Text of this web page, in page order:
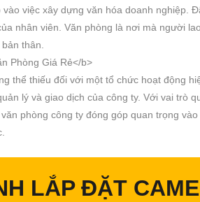
vào việc xây dựng văn hóa doanh nghiệp.
nhân viên. Văn phòng là nơi mà người
thân.
thể thiếu đối với một tổ chức hoạt động
lý và giao dịch của công ty. Với vai trò
phòng công ty đóng góp quan trọng
LẮP ĐẶT